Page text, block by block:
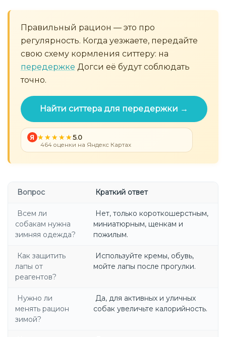
Правильный рацион — это про
регулярность. Когда уезжаете, передайте
свою схему кормления ситтеру: на
передержке Догси её будут соблюдать
точно.
Найти ситтера для передержки →
Я 5.0
464 оценки на Яндекс Картах
Вопрос Краткий ответ
Всем ли
собакам нужна
зимняя одежда?
Нет, только короткошерстным,
миниатюрным, щенкам и
пожилым.
Как защитить
лапы от
реагентов?
Используйте кремы, обувь,
мойте лапы после прогулки.
Нужно ли
менять рацион
зимой?
Да, для активных и уличных
собак увеличьте калорийность.